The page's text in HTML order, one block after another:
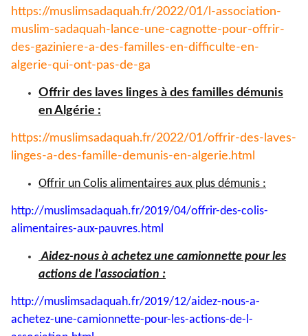
https://muslimsadaquah.fr/2022/01/l-association-
muslim-sadaquah-lance-une-cagnotte-pour-offrir-
des-gaziniere-a-des-familles-en-difficulte-en-
algerie-qui-ont-pas-de-ga
Offrir des laves linges à des familles démunis
en Algérie :
https://muslimsadaquah.fr/2022/01/offrir-des-laves-
linges-a-des-famille-demunis-en-algerie.html
Offrir un Colis alimentaires aux plus démunis :
http://muslimsadaquah.fr/2019/04/offrir-des-colis-
alimentaires-aux-pauvres.html
Aidez-nous à achetez une camionnette pour les
actions de l'association :
http://muslimsadaquah.fr/2019/12/aidez-nous-a-
achetez-une-camionnette-pour-les-actions-de-l-